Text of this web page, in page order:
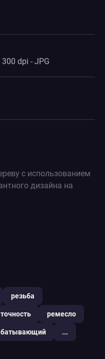
dpi - JPG
с использованием
дизайна на
резьба
точность ремесло
...